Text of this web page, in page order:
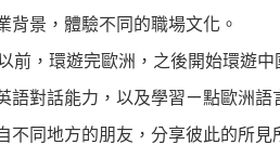
景，體驗不同的職場文化。
前，環遊完歐洲，之後開始環遊中
對話能力，以及學習ㄧ點歐洲語
同地方的朋友，分享彼此的所見